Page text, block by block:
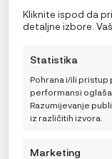
omogućit će nama
podataka kao što
jedinstveni ID-ovi
privole može
Kliknite ispod da
detaljne izbore.
prekidača na
upravljanje
Statistika
Pohrana i/ili
performansi
Razumijevanje
iz različitih izvora.
Marketing